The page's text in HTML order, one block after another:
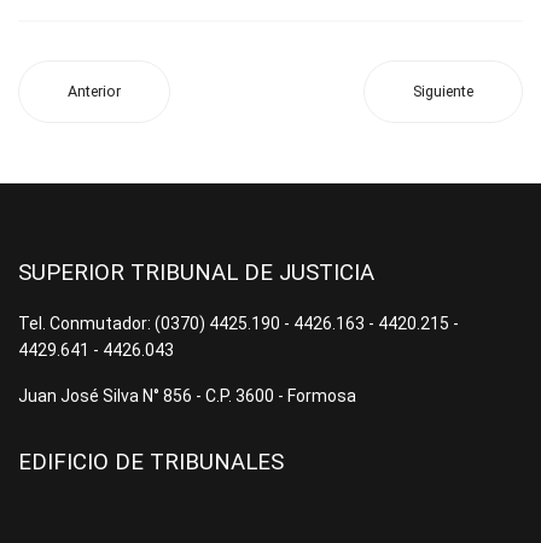
Anterior Siguiente
SUPERIOR TRIBUNAL DE JUSTICIA
Tel. Conmutador: (0370) 4425.190 - 4426.163 - 4420.215 -
4429.641 - 4426.043
Juan José Silva N° 856 - C.P. 3600 - Formosa
EDIFICIO DE TRIBUNALES